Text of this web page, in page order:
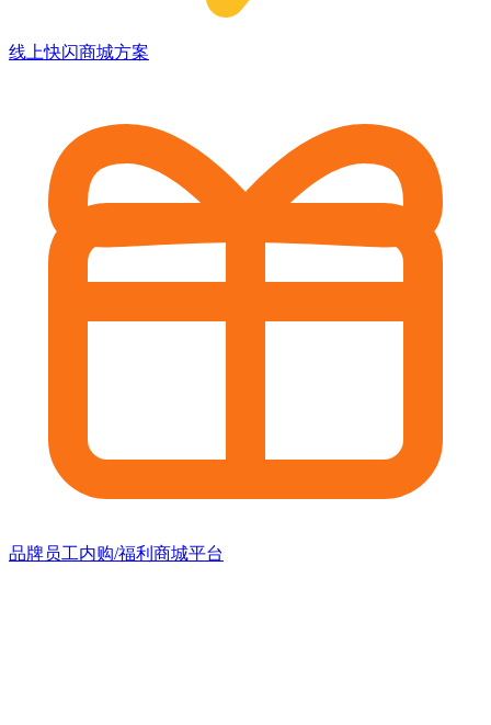
线上快闪商城方案
品牌员工内购/福利商城平台